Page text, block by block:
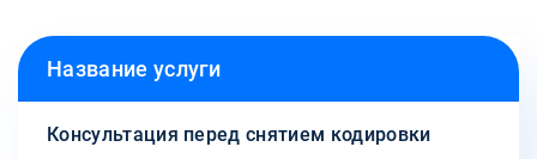
Название услуги
Консультация перед снятием кодировки